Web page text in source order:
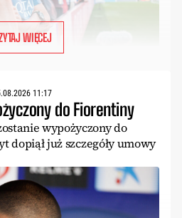
WIĘCEJ
11:17
do Fiorentiny
wypożyczony do
dopiął już szczegóły umowy